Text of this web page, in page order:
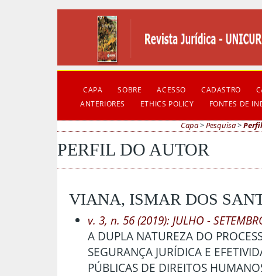
CAPA SOBRE ACESSO CADASTRO
ANTERIORES
ETHICS POLICY FONTES DE
Capa>Pesquisa>
PERFIL DO AUTOR
VIANA, ISMAR DOS
v. 3, n. 56 (2019): JULHO -
A DUPLA NATUREZA DO
SEGURANÇA JURÍDICA E
PÚBLICAS DE DIREITOS